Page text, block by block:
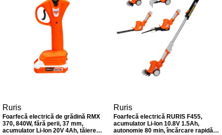
Ruris
Foarfecă electrică de grădină RMX
370, 840W, fără perii, 37 mm,
acumulator Li-Ion 20V 4Ah, tăiere
Ruris
Foarfecă electrică RURIS F455,
acumulator Li-Ion 10.8V 1.5Ah,
autonomie 80 min, încărcare rapidă